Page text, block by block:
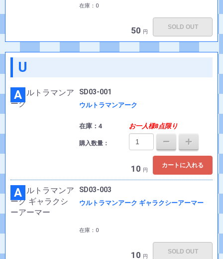
在庫：0
50 円
SOLD OUT
U
A SD03-001
ウルトラマンアーク
在庫：4 お一人様8点限り
購入数量：
10 円
カートに入れる
A SD03-003
ウルトラマンアーク ギャラクシーアーマー
在庫：0
10 円
SOLD OUT